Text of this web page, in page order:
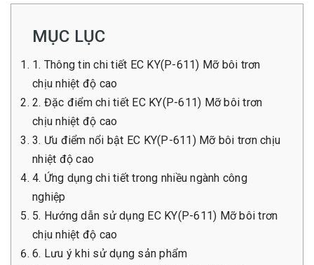
MỤC LỤC
1. Thông tin chi tiết EC KY(P-611) Mỡ bôi trơn
chịu nhiệt độ cao
2. Đặc điểm chi tiết EC KY(P-611) Mỡ bôi trơn
chịu nhiệt độ cao
3. Ưu điểm nổi bật EC KY(P-611) Mỡ bôi trơn chịu
nhiệt độ cao
4. Ứng dụng chi tiết trong nhiều ngành công
nghiệp
5. Hướng dẫn sử dụng EC KY(P-611) Mỡ bôi trơn
chịu nhiệt độ cao
6. Lưu ý khi sử dụng sản phẩm